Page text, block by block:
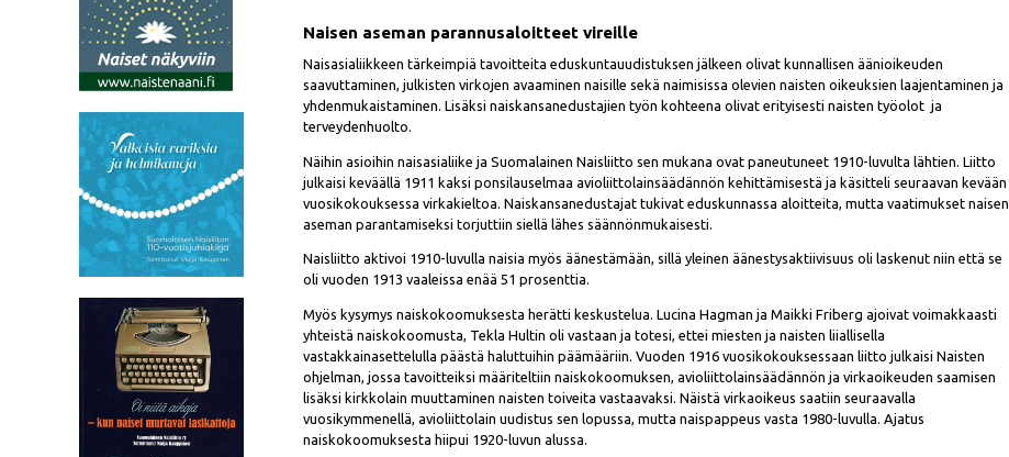
Naisen aseman parannusaloitteet vireille
Naisasialiikkeen tärkeimpiä tavoitteita eduskuntauudistuksen jälkeen olivat kunnallisen äänioikeuden
saavuttaminen, julkisten virkojen avaaminen naisille sekä naimisissa olevien naisten oikeuksien laajentaminen ja
yhdenmukaistaminen. Lisäksi naiskansanedustajien työn kohteena olivat erityisesti naisten työolot ja
terveydenhuolto.
Näihin asioihin naisasialiike ja Suomalainen Naisliitto sen mukana ovat paneutuneet 1910-luvulta lähtien. Liitto
julkaisi keväällä 1911 kaksi ponsilauselmaa avioliittolainsäädännön kehittämisestä ja käsitteli seuraavan kevään
vuosikokouksessa virkakieltoa. Naiskansanedustajat tukivat eduskunnassa aloitteita, mutta vaatimukset naisen
aseman parantamiseksi torjuttiin siellä lähes säännönmukaisesti.
Naisliitto aktivoi 1910-luvulla naisia myös äänestämään, sillä yleinen äänestysaktiivisuus oli laskenut niin että se
oli vuoden 1913 vaaleissa enää 51 prosenttia.
Myös kysymys naiskokoomuksesta herätti keskustelua. Lucina Hagman ja Maikki Friberg ajoivat voimakkaasti
yhteistä naiskokoomusta, Tekla Hultin oli vastaan ja totesi, ettei miesten ja naisten liiallisella
vastakkainasettelulla päästä haluttuihin päämääriin. Vuoden 1916 vuosikokouksessaan liitto julkaisi Naisten
ohjelman, jossa tavoitteiksi määriteltiin naiskokoomuksen, avioliittolainsäädännön ja virkaoikeuden saamisen
lisäksi kirkkolain muuttaminen naisten toiveita vastaavaksi. Näistä virkaoikeus saatiin seuraavalla
vuosikymmenellä, avioliittolain uudistus sen lopussa, mutta naispappeus vasta 1980-luvulla. Ajatus
naiskokoomuksesta hiipui 1920-luvun alussa.